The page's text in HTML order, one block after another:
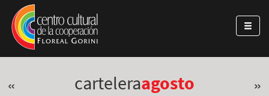
Pasar al contenido principal
Jump to main content
« carteleraagosto »